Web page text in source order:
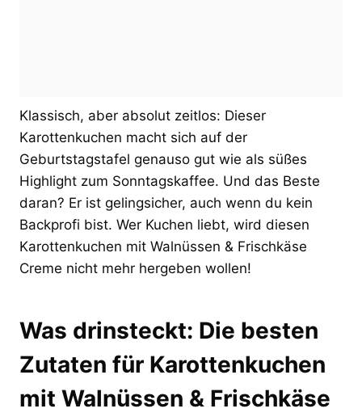
Klassisch, aber absolut zeitlos: Dieser
Karottenkuchen macht sich auf der
Geburtstagstafel genauso gut wie als süßes
Highlight zum Sonntagskaffee. Und das Beste
daran? Er ist gelingsicher, auch wenn du kein
Backprofi bist. Wer Kuchen liebt, wird diesen
Karottenkuchen mit Walnüssen & Frischkäse
Creme nicht mehr hergeben wollen!
Was drinsteckt: Die besten
Zutaten für Karottenkuchen
mit Walnüssen & Frischkäse